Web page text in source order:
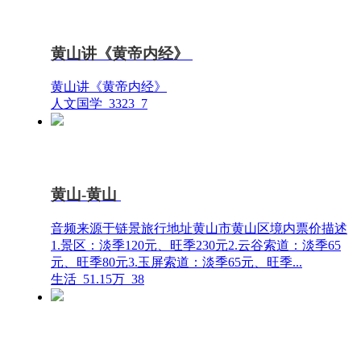
黄山讲《黄帝内经》
黄山讲《黄帝内经》
人文国学 3323 7
黄山-黄山
音频来源于链景旅行地址黄山市黄山区境内票价描述
1.景区：淡季120元、旺季230元2.云谷索道：淡季65
元、旺季80元3.玉屏索道：淡季65元、旺季...
生活 51.15万 38